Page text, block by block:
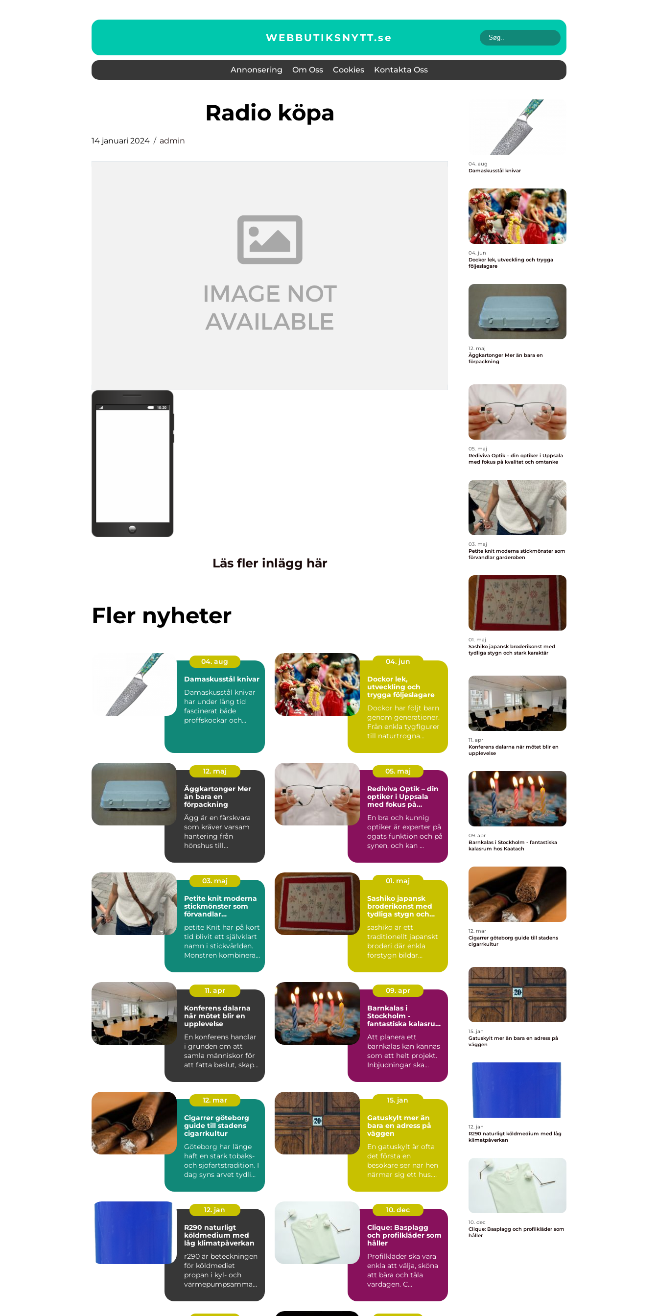
WEBBUTIKSNYTT.se
Annonsering Om Oss Cookies Kontakta Oss
radio köpa
14 januari 2024 admin
Läs fler inlägg här
Fler nyheter
04. aug
Damaskusstål knivar
Damaskusstål knivar
har under lång tid
fascinerat både
proffskockar och
04. jun
Dockor lek,
utveckling och
trygga följeslagare
Dockor har följt barn
genom generationer.
Från enkla tygfigurer
till naturtrogna
12. maj
Äggkartonger Mer
än bara en
förpackning
Ägg är en färskvara
som kräver varsam
hantering från
hönshus till
om någon har ...
05. maj
Rediviva Optik – din
optiker i Uppsala
med fokus på
omtanke
En bra och kunnig
optiker är experter på
ögats funktion och på
synen, och kan ...
03. maj
Petite knit moderna
stickmönster som
förvandlar
petite Knit har på kort
tid blivit ett självklart
namn i stickvärlden.
Mönstren kombinerar
01. maj
Sashiko japansk
broderikonst med
tydliga stygn och
sashiko är ett
traditionellt japanskt
broderi där enkla
förstygn bildar
med hög ...
11. apr
Konferens dalarna
när mötet blir en
upplevelse
En konferens handlar
i grunden om att
samla människor för
att fatta beslut, skapa
09. apr
Barnkalas i
Stockholm -
fantastiska kalasrum
Att planera ett
barnkalas kan kännas
som ett helt projekt.
Inbjudningar ska
12. mar
Cigarrer göteborg
guide till stadens
cigarrkultur
Göteborg har länge
haft en stark tobaks-
och sjöfartstradition. I
dag syns arvet tydligt
15. jan
Gatuskylt mer än
bara en adress på
väggen
En gatuskylt är ofta
det första en
besökare ser när hen
närmar sig ett hus.
brevbäraren ...
12. jan
R290 naturligt
köldmedium med
låg klimatpåverkan
r290 är beteckningen
för köldmediet
propan i kyl- och
värmepumpsamman
mycket låg klim...
10. dec
Clique: Basplagg
och profilkläder som
håller
Profilkläder ska vara
enkla att välja, sköna
att bära och tåla
vardagen. C...
04. aug
Damaskusstål knivar
04. jun
Dockor lek, utveckling och trygga
följeslagare
12. maj
Äggkartonger Mer än bara en
förpackning
05. maj
Rediviva Optik – din optiker i Uppsala
med fokus på kvalitet och omtanke
03. maj
Petite knit moderna stickmönster som
förvandlar garderoben
01. maj
Sashiko japansk broderikonst med
tydliga stygn och stark karaktär
11. apr
Konferens dalarna när mötet blir en
upplevelse
09. apr
Barnkalas i Stockholm - fantastiska
kalasrum hos Kaatach
12. mar
Cigarrer göteborg guide till stadens
cigarrkultur
15. jan
Gatuskylt mer än bara en adress på
väggen
12. jan
R290 naturligt köldmedium med låg
klimatpåverkan
10. dec
Clique: Basplagg och profilkläder som
håller